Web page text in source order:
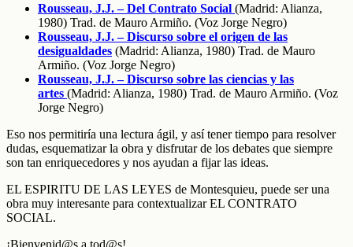
Rousseau, J.J. – Del Contrato Social (Madrid: Alianza,
1980) Trad. de Mauro Armiño. (Voz Jorge Negro)
Rousseau, J.J. – Discurso sobre el origen de las
desigualdades (Madrid: Alianza, 1980) Trad. de Mauro
Armiño. (Voz Jorge Negro)
Rousseau, J.J. – Discurso sobre las ciencias y las
artes (Madrid: Alianza, 1980) Trad. de Mauro Armiño. (Voz
Jorge Negro)
Eso nos permitiría una lectura ágil, y así tener tiempo para resolver
dudas, esquematizar la obra y disfrutar de los debates que siempre
son tan enriquecedores y nos ayudan a fijar las ideas.
EL ESPIRITU DE LAS LEYES de Montesquieu, puede ser una
obra muy interesante para contextualizar EL CONTRATO
SOCIAL.
¡Bienvenid@s a tod@s!